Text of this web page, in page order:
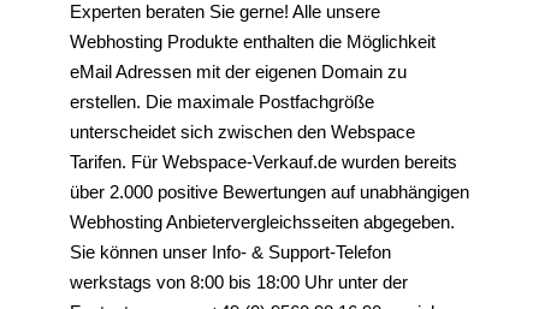
Experten beraten Sie gerne! Alle unsere
Webhosting Produkte enthalten die Möglichkeit
eMail Adressen mit der eigenen Domain zu
erstellen. Die maximale Postfachgröße
unterscheidet sich zwischen den Webspace
Tarifen. Für Webspace-Verkauf.de wurden bereits
über 2.000 positive Bewertungen auf unabhängigen
Webhosting Anbietervergleichsseiten abgegeben.
Sie können unser Info- & Support-Telefon
werkstags von 8:00 bis 18:00 Uhr unter der